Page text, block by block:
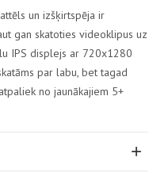
un izšķirtspēja ir
gan skatoties videoklipus uz
IPS displejs ar 720x1280
par labu, bet tagad
no jaunākajiem 5+